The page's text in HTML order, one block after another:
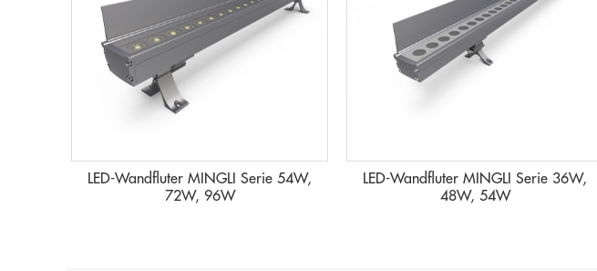
LED-Wandfluter MINGLI Serie 54W,
72W, 96W
LED-Wandfluter MINGLI Serie 36W,
48W, 54W